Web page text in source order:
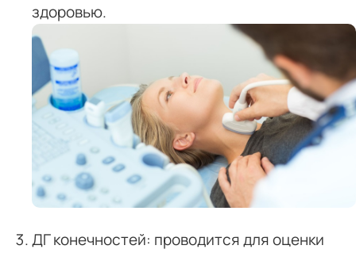
здоровью.
ДГ конечностей: проводится для оценки